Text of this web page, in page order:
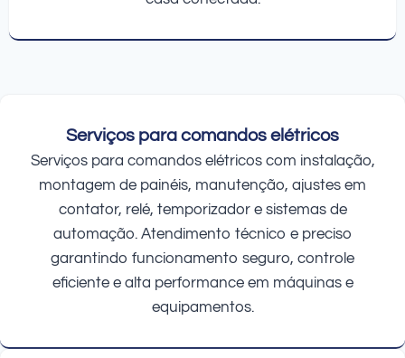
Serviços para comandos elétricos
Serviços para comandos elétricos com instalação,
montagem de painéis, manutenção, ajustes em
contator, relé, temporizador e sistemas de
automação. Atendimento técnico e preciso
garantindo funcionamento seguro, controle
eficiente e alta performance em máquinas e
equipamentos.